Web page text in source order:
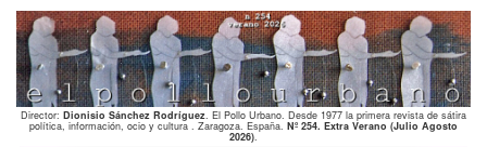
Director: Dionisio Sánchez Rodríguez. El Pollo Urbano. Desde 1977 la primera revista de sátira
política, información, ocio y cultura . Zaragoza. España. Nº 254. Extra Verano (Julio Agosto
2026).